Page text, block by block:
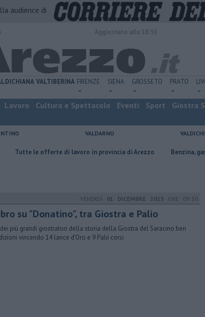
audience di
VALTIBERINA FIRENZE SIENA GROSSETO PRATO
Lavoro Cultura e Spettacolo Eventi Sport Giostra
VALDARNO
offerte di lavoro in provincia di Arezzo ​Benzina, gasolio, gpl,
VENERDÌ 01 DICEMBRE 2023 ORE 09:30
su "Donatino", tra Giostra e Palio
più grandi giostratori della storia della Giostra del Saracino ben
vincendo 14 lance d’Oro e 9 Palii corsi